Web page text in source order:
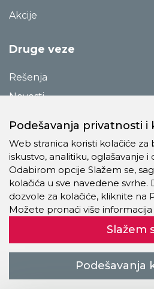
Akcije
Druge veze
Rešenja
Novosti
O preduzeću
Kontakt
Pravila o privatnosti
Kolačići
Autorsko pravo © 2021 - 2026
Podešavanja privatnosti i
Web stranica koristi kolačiće za
iskustvo, analitiku, oglašavanje
Odabirom opcije Slažem se,
kolačića u sve navedene svrhe.
dozvole za kolačiće, kliknite na
Možete pronaći više
Slažem
Podešavanja